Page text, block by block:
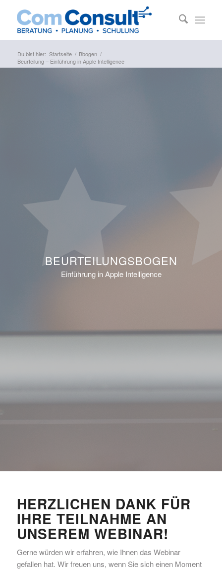
Du bist hier: Startseite / Bbogen /
Beurteilung – Einführung in Apple Intelligence
BEURTEILUNGSBOGEN
Einführung in Apple Intelligence
HERZLICHEN DANK FÜR
IHRE TEILNAHME AN
UNSEREM WEBINAR!
Gerne würden wir erfahren, wie Ihnen das Webinar
gefallen hat. Wir freuen uns, wenn Sie sich einen Moment